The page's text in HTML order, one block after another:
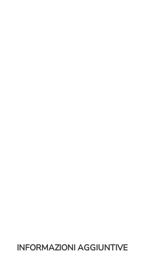
INFORMAZIONI AGGIUNTIVE